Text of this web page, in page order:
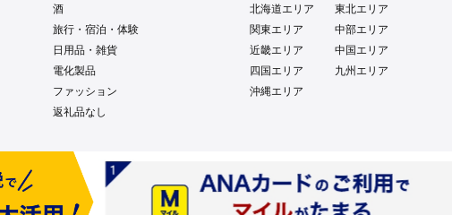
酒
旅行・宿泊・体験
日用品・雑貨
電化製品
ファッション
返礼品なし
北海道エリア
東北エリア
関東エリア
中部エリア
近畿エリア
中国エリア
四国エリア
九州エリア
沖縄エリア